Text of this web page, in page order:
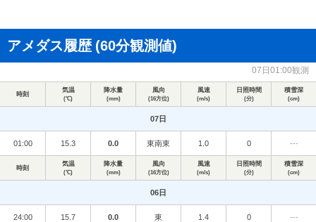
アメダス履歴 (60分観測値)
07日01:00観測
時刻
気温
(℃)
降水量
(mm)
風向
(16方位)
風速
(m/s)
日照時間
(分)
積雪深
(cm)
07日
01:00 15.3 0.0 東南東 1.0 0 ---
時刻
気温
(℃)
降水量
(mm)
風向
(16方位)
風速
(m/s)
日照時間
(分)
積雪深
(cm)
06日
24:00 15.7 0.0 東 1.4 0 ---